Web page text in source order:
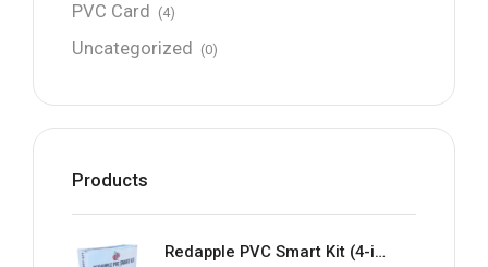
PVC Card (4)
Uncategorized (0)
Products
Redapple PVC Smart Kit (4-in-1) | Best PVC Kit Combo Pack For Normal & PVC Printers